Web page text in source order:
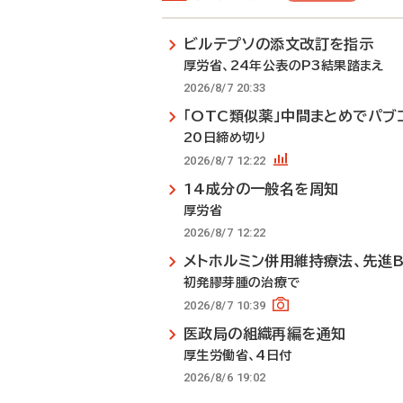
ビルテプソの添文改訂を指示
厚労省、24年公表のP3結果踏まえ
2026/8/7 20:33
「OTC類似薬」中間まとめでパブ
20日締め切り
2026/8/7 12:22
14成分の一般名を周知
厚労省
2026/8/7 12:22
メトホルミン併用維持療法、先進
初発膠芽腫の治療で
2026/8/7 10:39
医政局の組織再編を通知
厚生労働省、4日付
2026/8/6 19:02